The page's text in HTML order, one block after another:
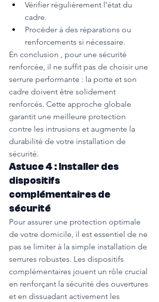
Vérifier régulièrement l’état du
cadre.
Procéder à des réparations ou
renforcements si nécessaire.
En conclusion , pour une sécurité
renforcée, il ne suffit pas de choisir une
serrure performante : la porte et son
cadre doivent être solidement
renforcés. Cette approche globale
garantit une meilleure protection
contre les intrusions et augmente la
durabilité de votre installation de
sécurité.
Astuce 4 : Installer des
dispositifs
complémentaires de
sécurité
Pour assurer une protection optimale
de votre domicile, il est essentiel de ne
pas se limiter à la simple installation de
serrures robustes. Les dispositifs
complémentaires jouent un rôle crucial
en renforçant la sécurité des ouvertures
et en dissuadant activement les